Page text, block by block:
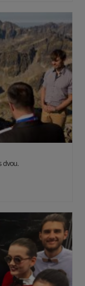
dvou.